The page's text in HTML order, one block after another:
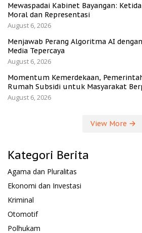
Mewaspadai Kabinet Bayangan:
Moral dan Representasi
August 6, 2026
Menjawab Perang Algoritma AI
Media Tepercaya
August 6, 2026
Momentum Kemerdekaan,
Rumah Subsidi untuk Masyarakat
August 6, 2026
View More
Kategori Berita
Agama dan Pluralitas
Ekonomi dan Investasi
Kriminal
Otomotif
Polhukam